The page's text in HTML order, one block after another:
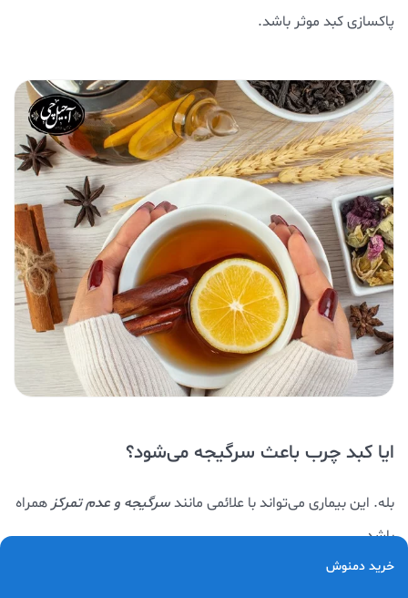
پاکسازی کبد موثر باشد.
ایا کبد چرب باعث سرگیجه می‌شود؟
بله. این بیماری می‌تواند با علائمی مانندسرگیجه و عدم تمرکز همراه
باشد.
خرید دمنوش